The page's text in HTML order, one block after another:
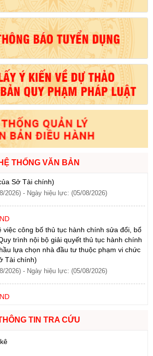
HỆ THỐNG VĂN BẢN
thương mại, dịch vụ năm 2026 trên địa
2026) - Ngày hiệu lực: (07/08/2026)
khai thực hiện Nghị định số
01/8/2026 của Chính phủ sửa đổi, bổ
Nghị định số 32/2024/NĐ-CP ngày
phủ về quản lý, phát triển cụm công nghiệp)
2026)
việc công bố thủ tục hành chính được sửa
động của hộ kinh doanh thuộc phạm vi
2026) -Ngày hiệu lực: (05/08/2026)
việc công bố thủ tục hành chính sửa đổi, bổ
trình nội bộ giải quyết thủ tục hành chính
lựa chọn nhà đầu tư thuộc phạm vi chức
Tài chính)
2026) -Ngày hiệu lực: (05/08/2026)
việc công bố thủ tục hành chính mới ban
hàng Chính sách xã hội thuộc phạm vi chức
2026)
TIN TRA CỨU